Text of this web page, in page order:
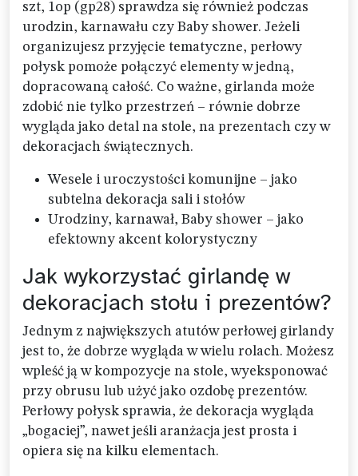
szt, 1op (gp28) sprawdza się również podczas
urodzin, karnawału czy Baby shower. Jeżeli
organizujesz przyjęcie tematyczne, perłowy
połysk pomoże połączyć elementy w jedną,
dopracowaną całość. Co ważne, girlanda może
zdobić nie tylko przestrzeń – równie dobrze
wygląda jako detal na stole, na prezentach czy w
dekoracjach świątecznych.
Wesele i uroczystości komunijne – jako
subtelna dekoracja sali i stołów
Urodziny, karnawał, Baby shower – jako
efektowny akcent kolorystyczny
Jak wykorzystać girlandę w
dekoracjach stołu i prezentów?
Jednym z największych atutów perłowej girlandy
jest to, że dobrze wygląda w wielu rolach. Możesz
wpleść ją w kompozycje na stole, wyeksponować
przy obrusu lub użyć jako ozdobę prezentów.
Perłowy połysk sprawia, że dekoracja wygląda
„bogaciej”, nawet jeśli aranżacja jest prosta i
opiera się na kilku elementach.